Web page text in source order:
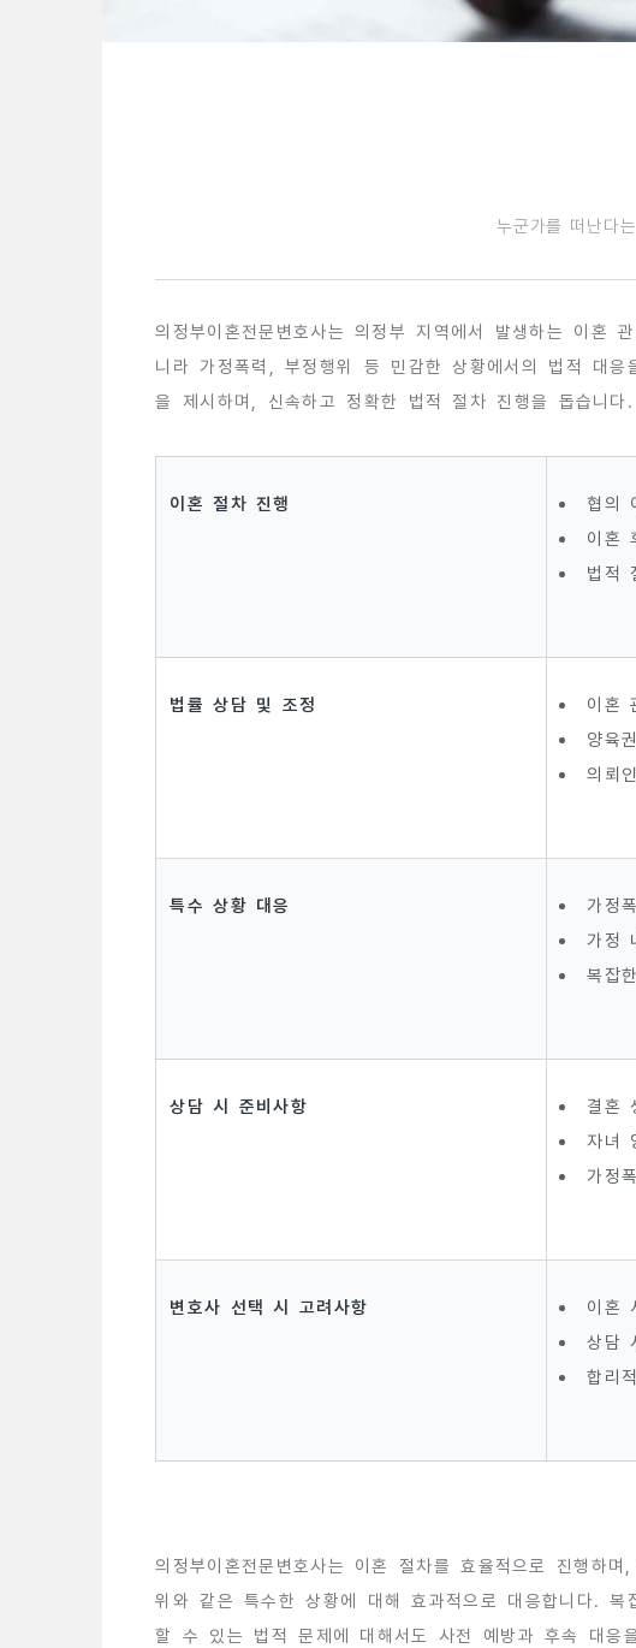
누군가를 떠난다
의정부이혼전문변호사는 의정부 지역에서 발생하는 이
니라 가정폭력, 부정행위 등 민감한 상황에서의 법적 대
을 제시하며, 신속하고 정확한 법적 절차 진행을 돕습니
이혼 절차 진행
협의
이혼
법적
법률 상담 및 조정
이혼
양육
의뢰
특수 상황 대응
가정
가정
복잡
상담 시 준비사항
결혼
자녀
가정
변호사 선택 시 고려사항
이혼
상담
합리
의정부이혼전문변호사는 이혼 절차를 효율적으로 진행하
위와 같은 특수한 상황에 대해 효과적으로 대응합니다.
할 수 있는 법적 문제에 대해서도 사전 예방과 후속 대응